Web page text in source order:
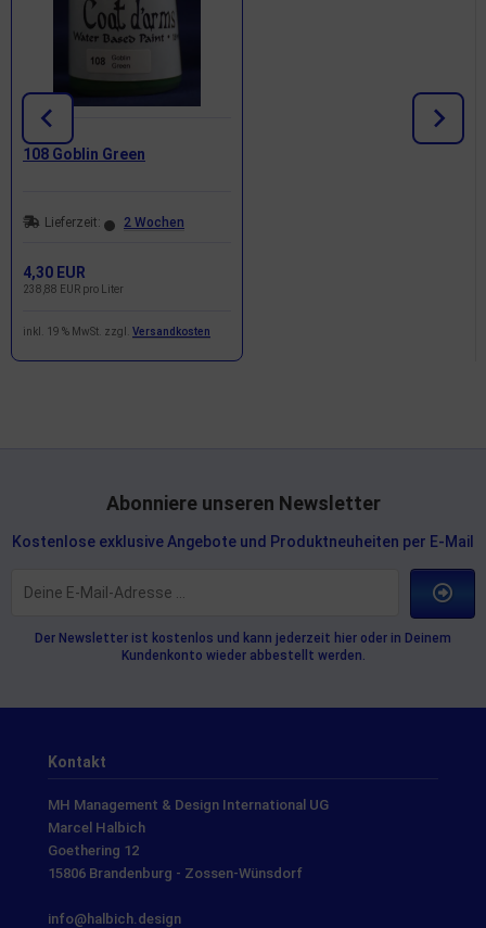
108 Goblin Green
Lieferzeit: 2 Wochen
4,30 EUR
238,88 EUR pro Liter
inkl. 19 % MwSt. zzgl. Versandkosten
Abonniere unseren Newsletter
Kostenlose exklusive Angebote und Produktneuheiten per E-Mail
Der Newsletter ist kostenlos und kann jederzeit hier oder in Deinem
Kundenkonto wieder abbestellt werden.
Kontakt
MH Management & Design International UG
Marcel Halbich
Goethering 12
15806 Brandenburg - Zossen-Wünsdorf
info@halbich.design